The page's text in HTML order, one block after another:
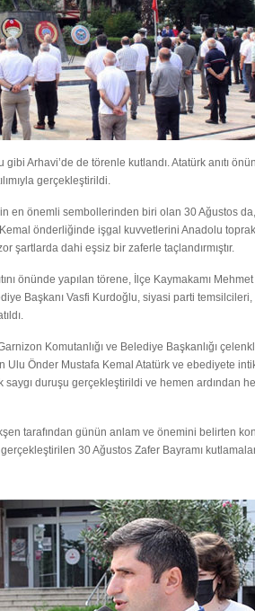
için
Arhavi’de de törenle kutlandı. Atatürk anıtı
gerçekleştirildi.
en önemli sembollerinden biri olan 30 Ağustos
önderliğinde işgal kuvvetlerini Anadolu
şartlarda dahi eşsiz bir zaferle taçlandırmıştır.
önünde yapılan törene, İlçe Kaymakamı
Başkanı Vasfi Kurdoğlu, siyasi parti
Komutanlığı ve Belediye Başkanlığı
Ulu Önder Mustafa Kemal Atatürk ve ebediyete
duruşu gerçekleştirildi ve hemen ardından
tarafından günün anlam ve önemini belirten
gerçekleştirilen 30 Ağustos Zafer Bayramı